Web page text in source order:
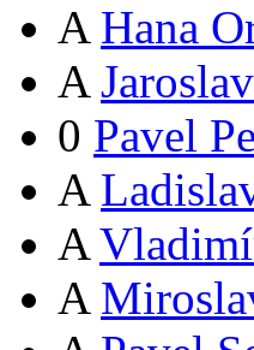
A Hana
A
0 Pavel
A
A
A